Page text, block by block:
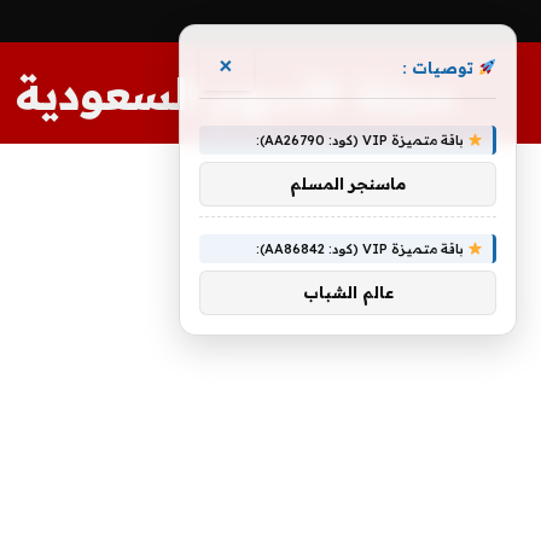
مجلة الأسهم السعودية
توصيات : ×
باقة متميزة VIP (كود: AA26790):
ماسنجر المسلم
باقة متميزة VIP (كود: AA86842):
عالم الشباب